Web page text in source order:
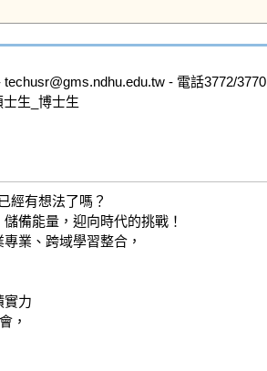
- 電話3772/3770
生_博士生
經有想法了嗎？
備能量，迎向時代的挑戰！
業、跨域學習整合，
實力
，